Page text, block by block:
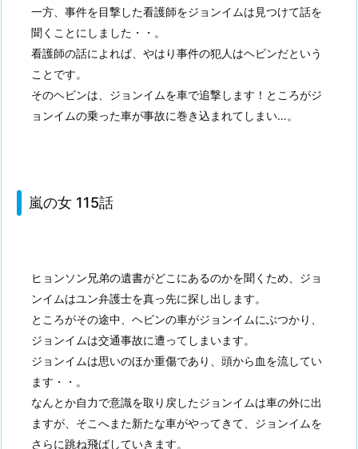
一方、事件を目撃した看護師をジョンイムは見つけて話を
聞くことにしました・・。
看護師の話によれば、やはり事件の犯人はヘビンだという
ことです。
そのヘビンは、ジョンイムを車で追撃します！ところがジ
ョンイムの乗った車が事故に巻き込まれてしまい…。
嵐の女 115話
ヒョンソン兄弟の遺書がどこにあるのかを聞くため、ジョ
ンイムはユン弁護士を真っ先に探し出します。
ところがその途中、ヘビンの車がジョンイムにぶつかり、
ジョンイムは交通事故に遭ってしまいます。
ジョンイムは思いのほか重傷であり、頭から血を流してい
ます・・。
なんとか自力で意識を取り戻したジョンイムは車の外に出
ますが、そこへまた新たな車がやってきて、ジョンイムを
さらに跳ね飛ばしていきます。